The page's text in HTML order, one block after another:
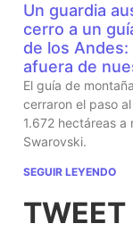
Un guardia
cerro a un
de los
afuera de
El guía de
cerraron el paso
1.672 hectáreas
Swarovski.
SEGUIR LEYENDO
TWEET